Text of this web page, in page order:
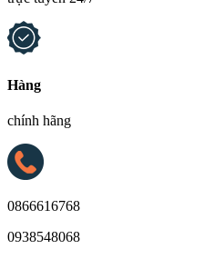
Hàng
chính hãng
0866616768
0938548068